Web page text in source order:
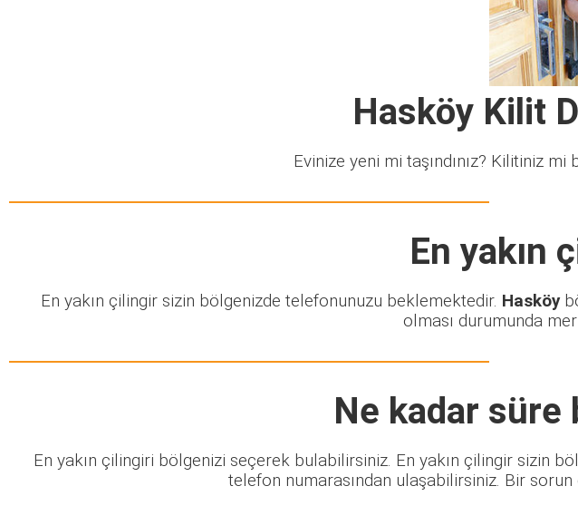
Hasköy Kilit
Evinize yeni mi taşındınız? Kilitiniz
En yakın
En yakın çilingir sizin bölgenizde telefonunuzu beklemektedir. Hasköy
olması durumunda
Ne kadar süre
En yakın çilingiri bölgenizi seçerek bulabilirsiniz. En yakın çilingir sizin
telefon numarasından ulaşabilirsiniz. Bir